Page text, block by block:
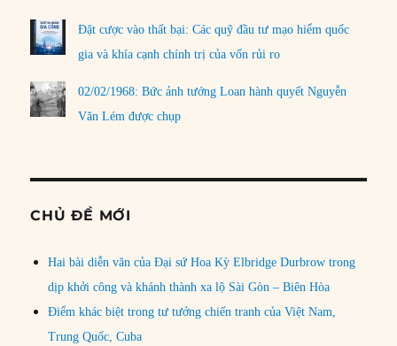
Đặt cược vào thất bại: Các quỹ đầu tư mạo hiểm quốc
gia và khía cạnh chính trị của vốn rủi ro
02/02/1968: Bức ảnh tướng Loan hành quyết Nguyễn
Văn Lém được chụp
CHỦ ĐỀ MỚI
Hai bài diễn văn của Đại sứ Hoa Kỳ Elbridge Durbrow trong
dịp khởi công và khánh thành xa lộ Sài Gòn – Biên Hòa
Điểm khác biệt trong tư tưởng chiến tranh của Việt Nam,
Trung Quốc, Cuba